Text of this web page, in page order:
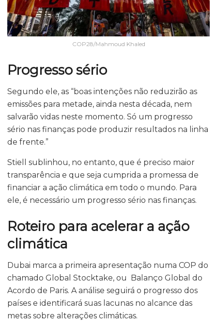
COP28/Mahmoud Khaled
Progresso sério
Segundo ele, as “boas intenções não reduzirão as
emissões para metade, ainda nesta década, nem
salvarão vidas neste momento. Só um progresso
sério nas finanças pode produzir resultados na linha
de frente.”
Stiell sublinhou, no entanto, que é preciso maior
transparência e que seja cumprida a promessa de
financiar a ação climática em todo o mundo. Para
ele, é necessário um progresso sério nas finanças.
Roteiro para acelerar a ação
climática
Dubai marca a primeira apresentação numa COP do
chamado Global Stocktake, ou Balanço Global do
Acordo de Paris. A análise seguirá o progresso dos
países e identificará suas lacunas no alcance das
metas sobre alterações climáticas.